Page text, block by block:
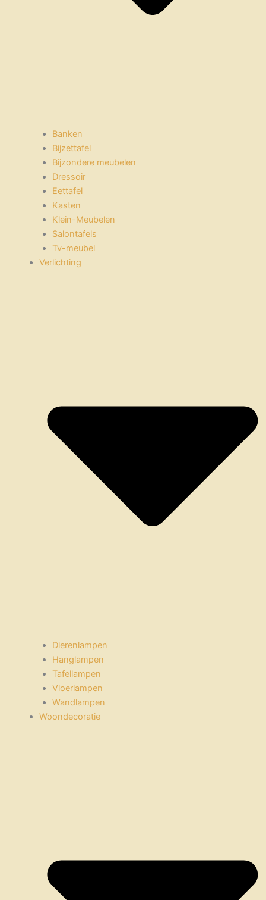
Banken
Bijzettafel
Bijzondere meubelen
Dressoir
Eettafel
Kasten
Klein-Meubelen
Salontafels
Tv-meubel
Verlichting
Dierenlampen
Hanglampen
Tafellampen
Vloerlampen
Wandlampen
Woondecoratie